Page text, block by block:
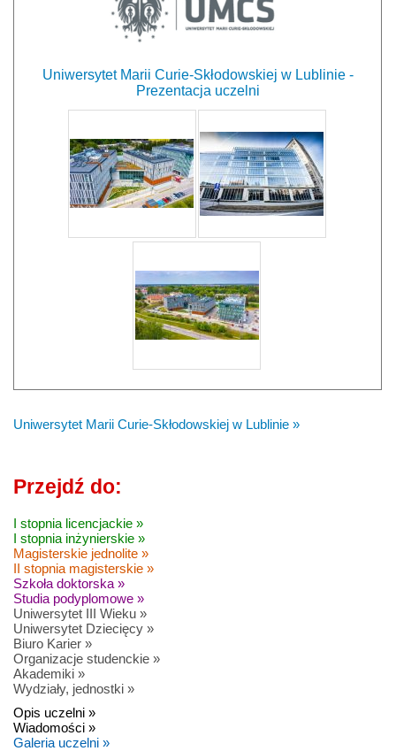
Uniwersytet Marii Curie-Skłodowskiej w Lublinie -
Prezentacja uczelni
Uniwersytet Marii Curie-Skłodowskiej w Lublinie »
Przejdź do:
I stopnia licencjackie »
I stopnia inżynierskie »
Magisterskie jednolite »
II stopnia magisterskie »
Szkoła doktorska »
Studia podyplomowe »
Uniwersytet III Wieku »
Uniwersytet Dziecięcy »
Biuro Karier »
Organizacje studenckie »
Akademiki »
Wydziały, jednostki »
Opis uczelni »
Wiadomości »
Galeria uczelni »